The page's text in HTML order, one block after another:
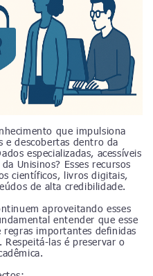
que impulsiona
e descobertas dentro da
especializadas, acessíveis
Unisinos? Esses recursos
científicos, livros digitais,
de alta credibilidade.
aproveitando esses
entender que esse
importantes definidas
las é preservar o